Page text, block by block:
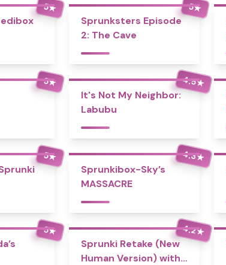
5★ 5★
Sprunksters Episode
2: The Cave
5★ 4.5★
It's Not My Neighbor:
Labubu
5★ 4.3★
Sprunkibox-Sky’s
MASSACRE
5★ 4.2★
Sprunki Retake (New
Human Version) with